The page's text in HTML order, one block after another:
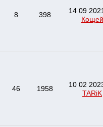
8 398
14 09
Кощей
46 1958
10 02
TARiK